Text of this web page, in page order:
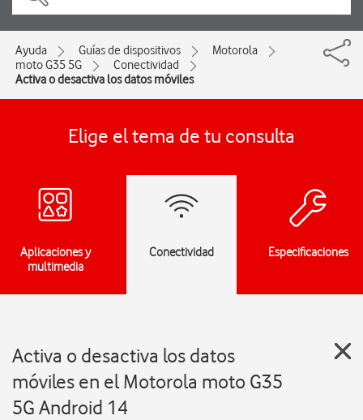
Ayuda Guías de dispositivos
Motorola
moto G35 5G
Conectividad
Activa o desactiva los datos móviles
Elige el tema de tu consulta
Aplicaciones y
multimedia
Conectividad Especificaciones
Activa o desactiva los datos
móviles en el Motorola moto G35
5G Android 14